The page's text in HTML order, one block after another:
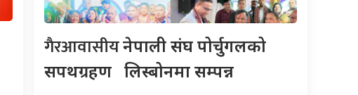
गैरआवासीयनेपाली संघ पोर्चुगलको
सपथग्रहण लिस्बोनमा सम्पन्न